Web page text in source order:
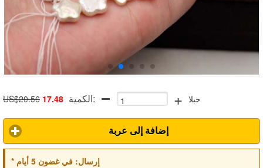
US$20.56 17.48 الكمية: + حبلا
إضافة إلى عربة
* إرسال:في غضون 5 أيام